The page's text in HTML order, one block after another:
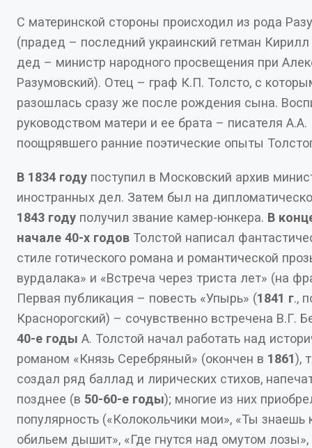
С материнской стороны происходил из рода
(прадед – последний украинский гетман Кирилл Разумовский;
дед – министр народного просвещения при Александре I – А.К.
Разумовский). Отец – граф К.П. Толсто, с
разошлась сразу же после рождения сына.
руководством матери и ее брата – писателя А.А. Перовского,
поощрявшего ранние поэтические
В 1834 году поступил в Московский архив министерства
1843 году получил звание камер-юнкера. В конце 30-х –
начале 40-х годов Толстой написал
стиле готического романа и романтической
вурдалака» и «Встреча через триста лет» (на франц. яз.).
Первая публикация – повесть «Упырь» (
1841 г.,
Краснорогский) – сочувственно встречена В.Г.
40-е годы А. Толстой начал работать над
романом «Князь Серебряный» (окончен в 1861),
создал ряд баллад и лирических стихов, напечатанных
позднее (в 50-60-е годы); многие из них приобрели широкую
популярность («Колокольчики мои», «Ты знаешь край, где всё
обильем дышит», «Где гнутся над омутом лозы»,